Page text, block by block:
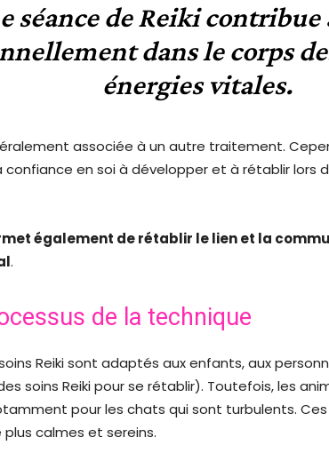
séance de Reiki
dans le corps
énergies vitales.
associée à un autre traitement.
en soi à développer et à rétablir lors
également de rétablir le lien et la
.
de la technique
Reiki sont adaptés aux enfants, aux
soins Reiki pour se rétablir). Toutefois, les
pour les chats qui sont turbulents.
calmes et sereins.